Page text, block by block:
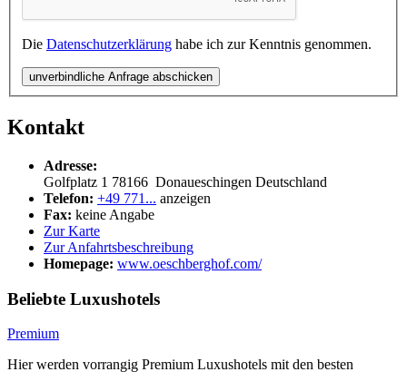
Die Datenschutzerklärung habe ich zur Kenntnis genommen.
unverbindliche Anfrage abschicken
Kontakt
Adresse:
Golfplatz 1 78166 Donaueschingen Deutschland
Telefon: +49 771... anzeigen
Fax: keine Angabe
Zur Karte
Zur Anfahrtsbeschreibung
Homepage: www.oeschberghof.com/
Beliebte Luxushotels
Premium
Hier werden vorrangig Premium Luxushotels mit den besten